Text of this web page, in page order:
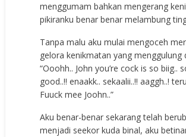
menggumam bahkan mengerang
pikiranku benar benar melambung
Tanpa malu aku mulai mengoceh
gelora kenikmatan yang menggulung
“Ooohh.. John you’re cock is so biig..
good..!! enaakk.. sekaalii..!! aaggh..!
Fuuck mee Joohn..”
Aku benar-benar sekarang telah
menjadi seekor kuda binal, aku